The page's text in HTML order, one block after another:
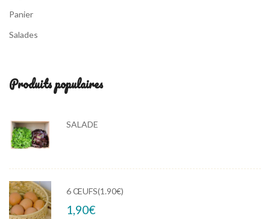
Panier
Salades
Produits populaires
SALADE
6 ŒUFS(1.90€)
1,90€